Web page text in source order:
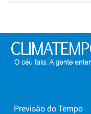
Previsão do Tempo